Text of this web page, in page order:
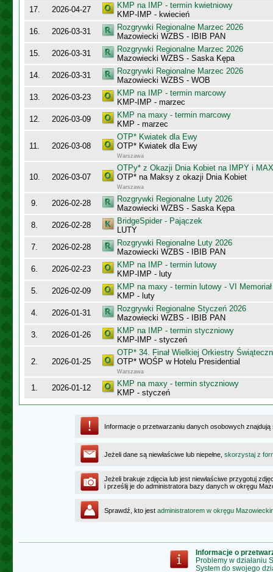
17.
2026-04-27
KMP na IMP - termin kwietniowy
KMP-IMP - kwiecień
16.
2026-03-31
Rozgrywki Regionalne Marzec 2026
Mazowiecki WZBS - IBIB PAN
15.
2026-03-31
Rozgrywki Regionalne Marzec 2026
Mazowiecki WZBS - Saska Kępa
14.
2026-03-31
Rozgrywki Regionalne Marzec 2026
Mazowiecki WZBS - WOB
13.
2026-03-23
KMP na IMP - termin marcowy
KMP-IMP - marzec
12.
2026-03-09
KMP na maxy - termin marcowy
KMP - marzec
11. 2026-03-08
OTP* Kwiatek dla Ewy
OTP* Kwiatek dla Ewy
Warszawa
10. 2026-03-07
OTPy* z Okazji Dnia Kobiet na IMPY i
OTP* na Maksy z okazji Dnia Kobiet
Warszawa
9. 2026-02-28
Rozgrywki Regionalne Luty 2026
Mazowiecki WZBS - Saska Kępa
8.
2026-02-28
BridgeSpider - Pajączek
LUTY
7.
2026-02-28
Rozgrywki Regionalne Luty 2026
Mazowiecki WZBS - IBIB PAN
6.
2026-02-23
KMP na IMP - termin lutowy
KMP-IMP - luty
5.
2026-02-09
KMP na maxy - termin lutowy - VI
KMP - luty
4.
2026-01-31
Rozgrywki Regionalne Styczeń 2026
Mazowiecki WZBS - IBIB PAN
3.
2026-01-26
KMP na IMP - termin styczniowy
KMP-IMP - styczeń
2. 2026-01-25
OTP* 34. Finał Wielkiej Orkiestry
OTP* WOŚP w Hotelu Presidential
Warszawa
1. 2026-01-12
KMP na maxy - termin styczniowy
KMP - styczeń
Informacje o przetwarzaniu danych osobowych
Jeżeli dane są niewłaściwe lub niepełne, skorzystaj z
Jeżeli brakuje zdjęcia lub jest niewłaściwe przygotuj
i prześlij je do administratora bazy danych w okręgu
Sprawdź, kto jest administratorem w okręgu
Informacje o
Problemy w działaniu
System do swojego